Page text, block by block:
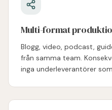
Multi-format
Blogg, video, podcast,
från samma team.
inga underleverantörer